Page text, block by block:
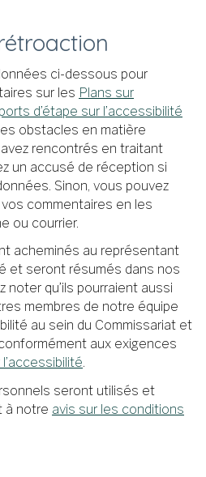
ci-dessous pour
sur les Plans sur
d’étape sur l’accessibilité
obstacles en matière
rencontrés en traitant
un accusé de réception si
Sinon, vous pouvez
commentaires en les
ou courrier.
acheminés au représentant
et seront résumés dans nos
noter qu’ils pourraient aussi
membres de notre équipe
au sein du Commissariat et
aux exigences
.
seront utilisés et
à notre avis sur les conditions